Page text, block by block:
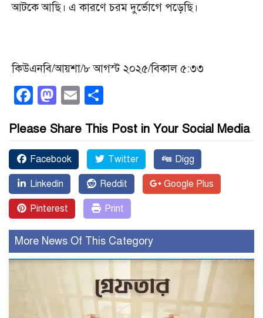
আটকে আছি। এ কারণে চরম দুর্ভোগে পড়েছি।
কিউএনবি/আয়শা/৮ আগস্ট ২০২৫/বিকাল ৫:৩৩
Facebook
Mastodon
Email
Please Share This Post in Your Social Media
Facebook Twitter Digg
Linkedin Reddit Google Plus
Pinterest Print
More News Of This Category